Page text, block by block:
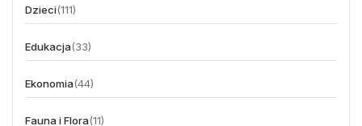
Dzieci(111)
Edukacja(33)
Ekonomia(44)
Fauna i Flora(11)